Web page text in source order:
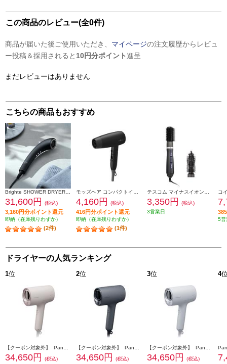
この商品のレビュー(全0件)
商品が届いた後ご使用いただき、 マイページの注文履歴からレビュ
ー投稿＆採用されると 10円分ポイント進呈
まだレビューはありません
こちらの商品もおすすめ
31,600円 (税込)
3,160円分ポイント還元
即納（在庫残りわずか）
(2件)
4,160円 (税込)
416円分ポイント還元
即納（在庫残りわずか）
(1件)
3,350円
(税込)
3営業日
5営
ドライヤーの人気ランキング
1位
34,650円
(税込)
2位
34,650円
(税込)
3位
34,650円
(税込)
4